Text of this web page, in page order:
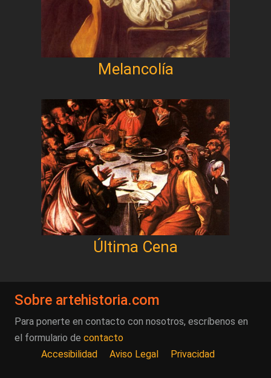
Melancolía
Última Cena
Sobre artehistoria.com
Para ponerte en contacto con nosotros, escríbenos en
el formulario de contacto
Accesibilidad
Aviso Legal Privacidad